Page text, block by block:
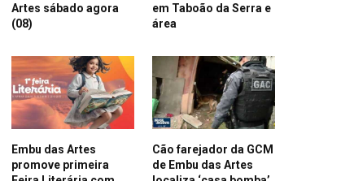
Artes sábado agora
(08)
em Taboão da Serra e
área
Embu das Artes
promove primeira
Cão farejador da GCM
de Embu das Artes